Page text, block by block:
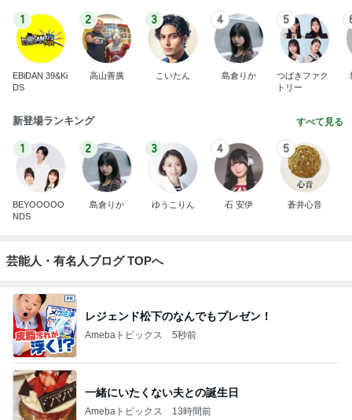
1
EBiDAN 39&Ki
DS
2
高山善廣
3
こいたん
4
島倉りか
5
つばきファク
トリー
新登場ランキング すべて見る
1
BEYOOOOO
NDS
2
島倉りか
3
ゆうこりん
4
石 安伊
5
蒼井心音
芸能人・有名人ブログ TOPへ
レジェンド松下のなんでもプレゼン！
Amebaトピックス 5秒前
一緒にいたくない夫との誕生日
Amebaトピックス 13時間前